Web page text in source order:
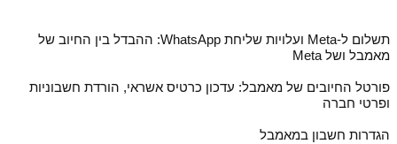
תשלום ל‑Meta ועלויות שליחת WhatsApp: ההבדל בין החיוב של
מאמבל ושל Meta
פורטל החיובים של מאמבל: עדכון כרטיס אשראי, הורדת חשבוניות
ופרטי חברה
הגדרות חשבון במאמבל